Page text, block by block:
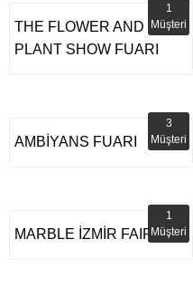
THE FLOWER AND
PLANT SHOW FUARI
1
Müşteri
AMBİYANS FUARI
3
Müşteri
MARBLE İZMİR FAIR
1
Müşteri